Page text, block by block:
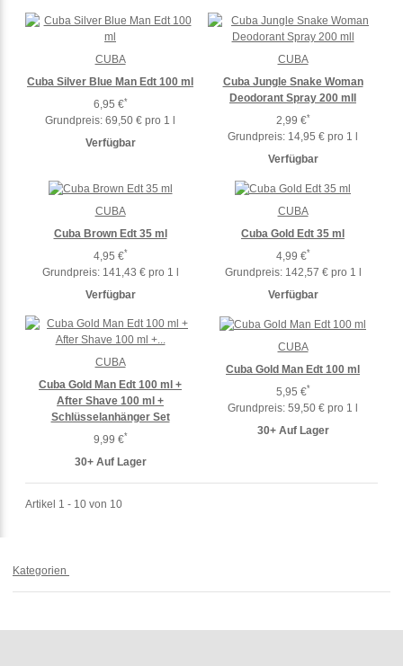
Cuba Silver Blue Man Edt 100 ml
6,95 €*
Grundpreis: 69,50 € pro 1 l
Verfügbar
CUBA
Cuba Jungle Snake Woman
Deodorant Spray 200 mll
2,99 €*
Grundpreis: 14,95 € pro 1 l
Verfügbar
CUBA
Cuba Brown Edt 35 ml
4,95 €*
Grundpreis: 141,43 € pro 1 l
Verfügbar
CUBA
Cuba Gold Edt 35 ml
4,99 €*
Grundpreis: 142,57 € pro 1 l
Verfügbar
CUBA
Cuba Gold Man Edt 100 ml +
After Shave 100 ml +
Schlüsselanhänger Set
9,99 €*
30+ Auf Lager
CUBA
Cuba Gold Man Edt 100 ml
5,95 €*
Grundpreis: 59,50 € pro 1 l
30+ Auf Lager
CUBA
Artikel 1 - 10 von 10
Kategorien